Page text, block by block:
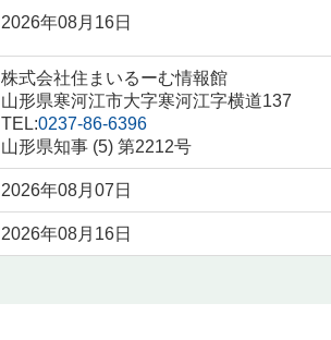
2026年08月16日
株式会社住まいるーむ情報館
山形県寒河江市大字寒河江字横道137
TEL:0237-86-6396
山形県知事 (5) 第2212号
2026年08月07日
2026年08月16日